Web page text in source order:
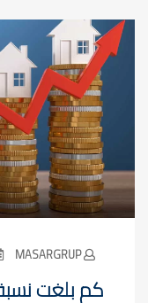
MASARGRUP
كم بلغت نسبة